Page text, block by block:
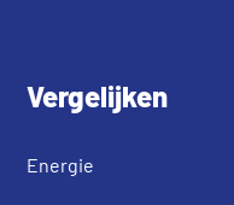
Vergelijken
Energie